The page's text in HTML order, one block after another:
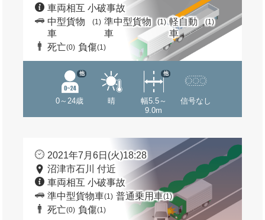
車両相互 小破事故
中型貨物
車
(1) 準中型貨物
車
(1) 軽自動
車
(1)
死亡(0) 負傷(1)
0～24歳
他
晴
幅5.5～
9.0m
他
信号なし
2021年7月6日(火)18:28
沼津市石川 付近
車両相互 小破事故
準中型貨物車(1) 普通乗用車(1)
死亡(0) 負傷(1)